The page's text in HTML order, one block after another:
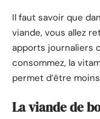
Il faut savoir que
viande, vous allez
apports journaliers
consommez, la
permet d’être
La viande de